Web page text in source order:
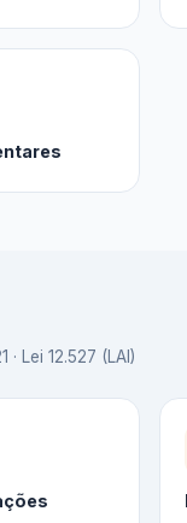
Lei 12.527 (LAI)